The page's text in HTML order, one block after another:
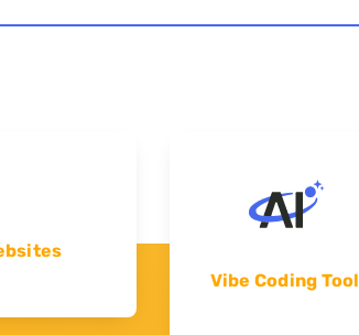
Vibe Coding Tool